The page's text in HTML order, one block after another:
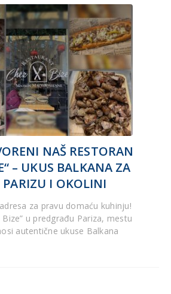
NAŠ RESTORAN
– UKUS BALKANA ZA
PARIZU I OKOLINI
za pravu domaću kuhinju!
Bize” u predgrađu Pariza, mestu
autentične ukuse Balkana